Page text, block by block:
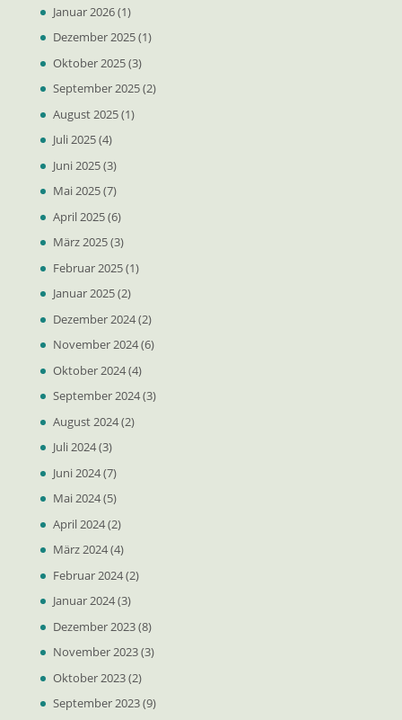
Januar 2026(1)
Dezember 2025(1)
Oktober 2025(3)
September 2025(2)
August 2025(1)
Juli 2025(4)
Juni 2025(3)
Mai 2025(7)
April 2025(6)
März 2025(3)
Februar 2025(1)
Januar 2025(2)
Dezember 2024(2)
November 2024(6)
Oktober 2024(4)
September 2024(3)
August 2024(2)
Juli 2024(3)
Juni 2024(7)
Mai 2024(5)
April 2024(2)
März 2024(4)
Februar 2024(2)
Januar 2024(3)
Dezember 2023(8)
November 2023(3)
Oktober 2023(2)
September 2023(9)